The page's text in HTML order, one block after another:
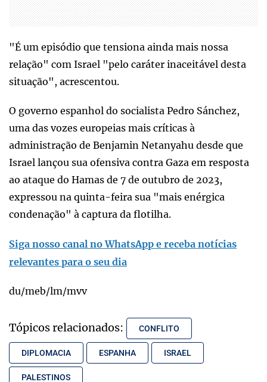
"É um episódio que tensiona ainda mais nossa
relação" com Israel "pelo caráter inaceitável desta
situação", acrescentou.
O governo espanhol do socialista Pedro Sánchez,
uma das vozes europeias mais críticas à
administração de Benjamin Netanyahu desde que
Israel lançou sua ofensiva contra Gaza em resposta
ao ataque do Hamas de 7 de outubro de 2023,
expressou na quinta-feira sua "mais enérgica
condenação" à captura da flotilha.
Siga nosso canal no WhatsApp e receba notícias
relevantes para o seu dia
du/meb/lm/mvv
Tópicos relacionados: CONFLITO
DIPLOMACIA ESPANHA ISRAEL
PALESTINOS